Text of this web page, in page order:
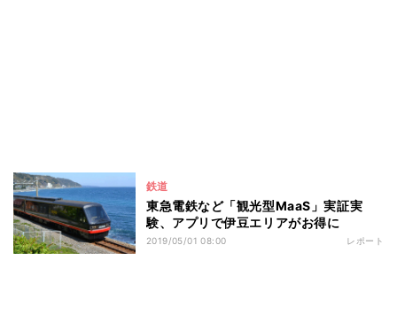
鉄道
東急電鉄など「観光型MaaS」実証実
験、アプリで伊豆エリアがお得に
2019/05/01 08:00 レポート